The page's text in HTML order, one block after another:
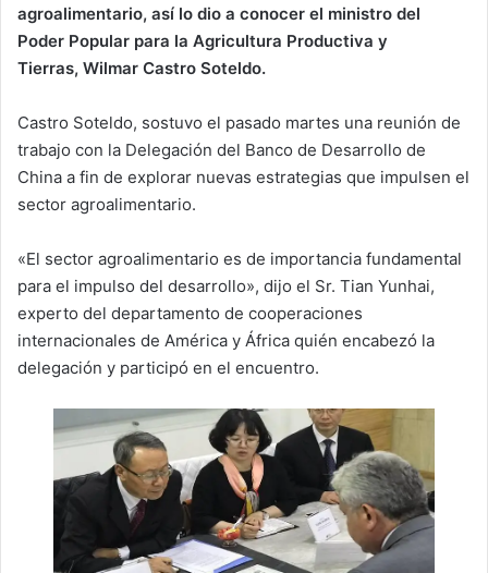
agroalimentario, así lo dio a conocer el ministro del
Poder Popular para la Agricultura Productiva y
Tierras, Wilmar Castro Soteldo.
Castro Soteldo, sostuvo el pasado martes una reunión de
trabajo con la Delegación del Banco de Desarrollo de
China a fin de explorar nuevas estrategias que impulsen el
sector agroalimentario.
«El sector agroalimentario es de importancia fundamental
para el impulso del desarrollo», dijo el Sr. Tian Yunhai,
experto del departamento de cooperaciones
internacionales de América y África quién encabezó la
delegación y participó en el encuentro.